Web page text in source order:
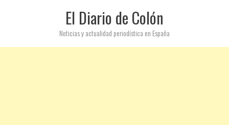
El Diario de Colón
Noticias y actualidad periodística en España